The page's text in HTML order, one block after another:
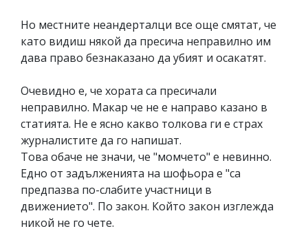
Но местните неандерталци все още смятат, че
като видиш някой да пресича неправилно им
дава право безнаказано да убият и осакатят.
Очевидно е, че хората са пресичали
неправилно. Макар че не е направо казано в
статията. Не е ясно какво толкова ги е страх
журналистите да го напишат.
Това обаче не значи, че "момчето" е невинно.
Едно от задълженията на шофьора е "са
предпазва по-слабите участници в
движението". По закон. Който закон изглежда
никой не го чете.